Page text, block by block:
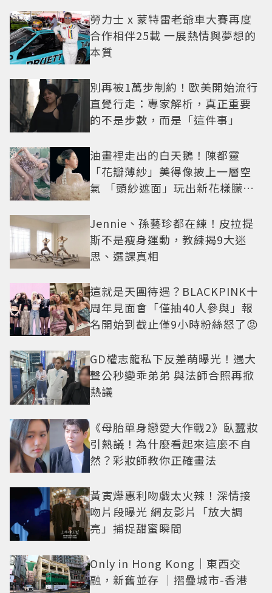
勞力士 x 蒙特雷老爺車大賽再度
合作相伴25載 一展熱情與夢想的
本質
別再被1萬步制約！歐美開始流行
直覺行走：專家解析，真正重要
的不是步數，而是「這件事」
油畫裡走出的白天鵝！陳都靈
「花瓣薄紗」美得像披上一層空
氣 「頭紗遮面」玩出新花樣朦朧
Jennie、孫藝珍都在練！皮拉提
斯不是瘦身運動，教練揭9大迷
思、選課真相
這就是天團待遇？BLACKPINK十
周年見面會「僅抽40人參與」報
名開始到截止僅9小時粉絲怒了😡
GD權志龍私下反差萌曝光！遇大
聲公秒變乖弟弟 與法師合照再掀
熱議
《母胎單身戀愛大作戰2》臥蠶妝
引熱議！為什麼看起來這麼不自
然？彩妝師教你正確畫法
黃寅燁惠利吻戲太火辣！深情接
吻片段曝光 網友影片「放大調
亮」捕捉甜蜜瞬間
Only in Hong Kong｜東西交
融，新舊並存 ｜摺疊城市-香港